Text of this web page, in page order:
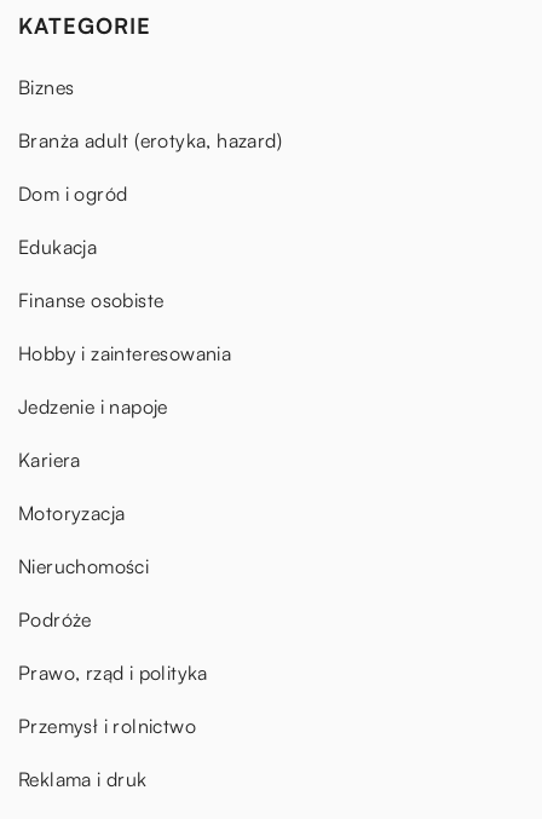
KATEGORIE
Biznes
Branża adult (erotyka, hazard)
Dom i ogród
Edukacja
Finanse osobiste
Hobby i zainteresowania
Jedzenie i napoje
Kariera
Motoryzacja
Nieruchomości
Podróże
Prawo, rząd i polityka
Przemysł i rolnictwo
Reklama i druk